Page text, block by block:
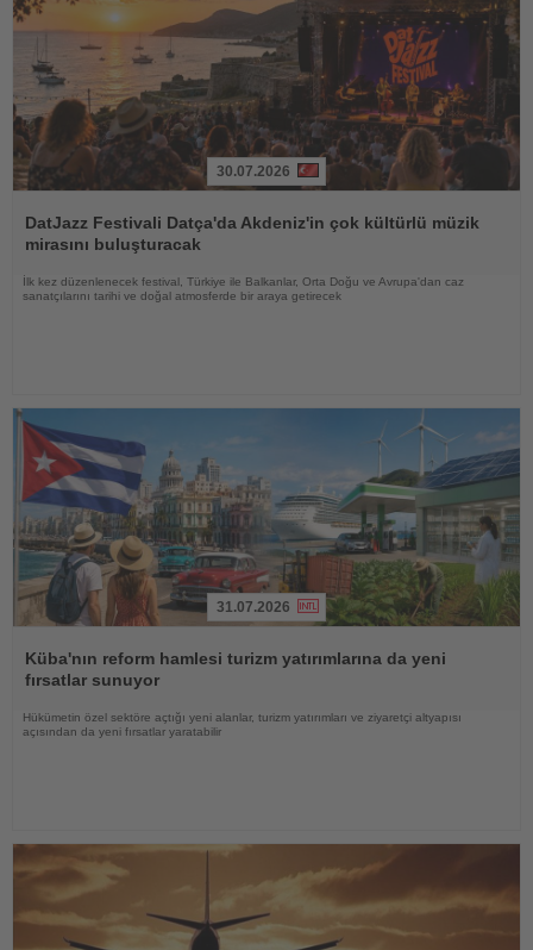
Oku
30.07.2026
DatJazz Festivali Datça'da Akdeniz'in çok kültürlü müzik
mirasını buluşturacak
İlk kez düzenlenecek festival, Türkiye ile Balkanlar, Orta Doğu ve Avrupa'dan caz
sanatçılarını tarihi ve doğal atmosferde bir araya getirecek
Oku
31.07.2026
Küba'nın reform hamlesi turizm yatırımlarına da yeni
fırsatlar sunuyor
Hükümetin özel sektöre açtığı yeni alanlar, turizm yatırımları ve ziyaretçi altyapısı
açısından da yeni fırsatlar yaratabilir